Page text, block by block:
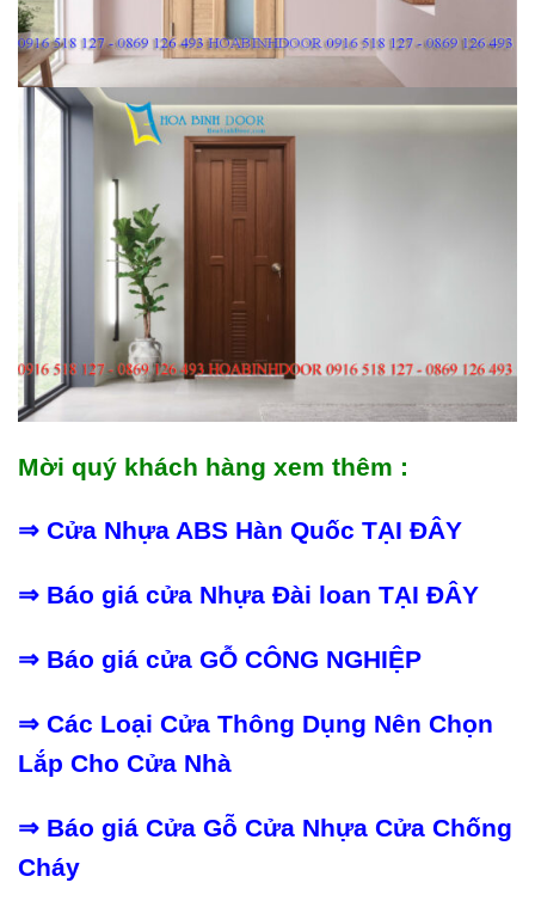
Mời quý khách hàng xem thêm :
⇒ Cửa Nhựa ABS Hàn Quốc TẠI ĐÂY
⇒ Báo giá cửa Nhựa Đài loan TẠI ĐÂY
⇒ Báo giá cửa GỖ CÔNG NGHIỆP
⇒ Các Loại Cửa Thông Dụng Nên Chọn
Lắp Cho Cửa Nhà
⇒ Báo giá Cửa Gỗ Cửa Nhựa Cửa Chống
Cháy